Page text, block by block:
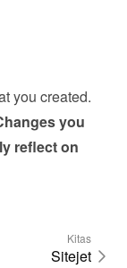
you created.
you
reflect on
Kitas
Sitejet